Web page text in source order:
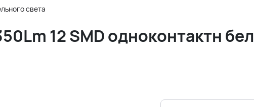
света
12 SMD одноконтактн